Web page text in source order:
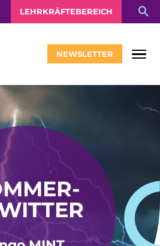
LEHRKRÄFTEBEREICH
NEWSLETTER